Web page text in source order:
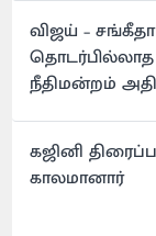
விஜய் –
நீதிமன்றம்
கஜினி
காலமானார்